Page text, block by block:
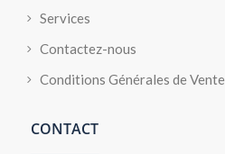
Services
Contactez-nous
Conditions Générales de Vente
CONTACT